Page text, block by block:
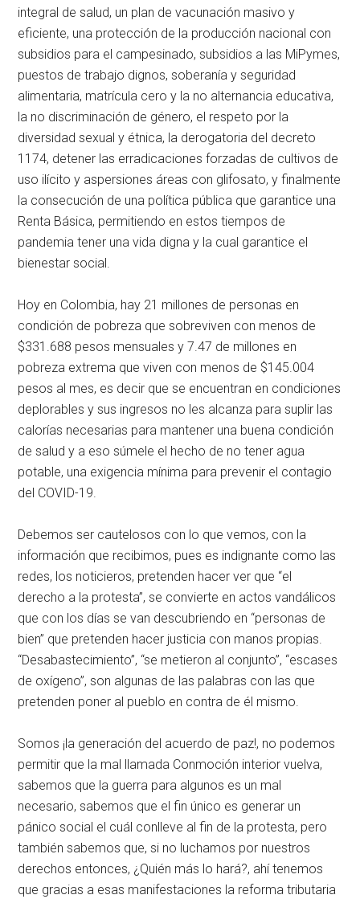
integral de salud, un plan de vacunación masivo y
eficiente, una protección de la producción nacional con
subsidios para el campesinado, subsidios a las MiPymes,
puestos de trabajo dignos, soberanía y seguridad
alimentaria, matrícula cero y la no alternancia educativa,
la no discriminación de género, el respeto por la
diversidad sexual y étnica, la derogatoria del decreto
1174, detener las erradicaciones forzadas de cultivos de
uso ilícito y aspersiones áreas con glifosato, y finalmente
la consecución de una política pública que garantice una
Renta Básica, permitiendo en estos tiempos de
pandemia tener una vida digna y la cual garantice el
bienestar social.
Hoy en Colombia, hay 21 millones de personas en
condición de pobreza que sobreviven con menos de
$331.688 pesos mensuales y 7.47 de millones en
pobreza extrema que viven con menos de $145.004
pesos al mes, es decir que se encuentran en condiciones
deplorables y sus ingresos no les alcanza para suplir las
calorías necesarias para mantener una buena condición
de salud y a eso súmele el hecho de no tener agua
potable, una exigencia mínima para prevenir el contagio
del COVID-19.
Debemos ser cautelosos con lo que vemos, con la
información que recibimos, pues es indignante como las
redes, los noticieros, pretenden hacer ver que “el
derecho a la protesta”, se convierte en actos vandálicos
que con los días se van descubriendo en “personas de
bien” que pretenden hacer justicia con manos propias.
“Desabastecimiento”, “se metieron al conjunto”, “escases
de oxígeno”, son algunas de las palabras con las que
pretenden poner al pueblo en contra de él mismo.
Somos ¡la generación del acuerdo de paz!, no podemos
permitir que la mal llamada Conmoción interior vuelva,
sabemos que la guerra para algunos es un mal
necesario, sabemos que el fin único es generar un
pánico social el cuál conlleve al fin de la protesta, pero
también sabemos que, si no luchamos por nuestros
derechos entonces, ¿Quién más lo hará?, ahí tenemos
que gracias a esas manifestaciones la reforma tributaria